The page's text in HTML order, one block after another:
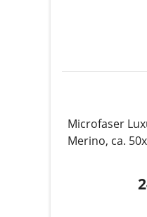
Microfaser
Merino, ca.